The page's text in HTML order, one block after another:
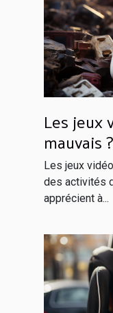
Les jeux
mauvais ?
Les jeux
des activités
apprécient à...